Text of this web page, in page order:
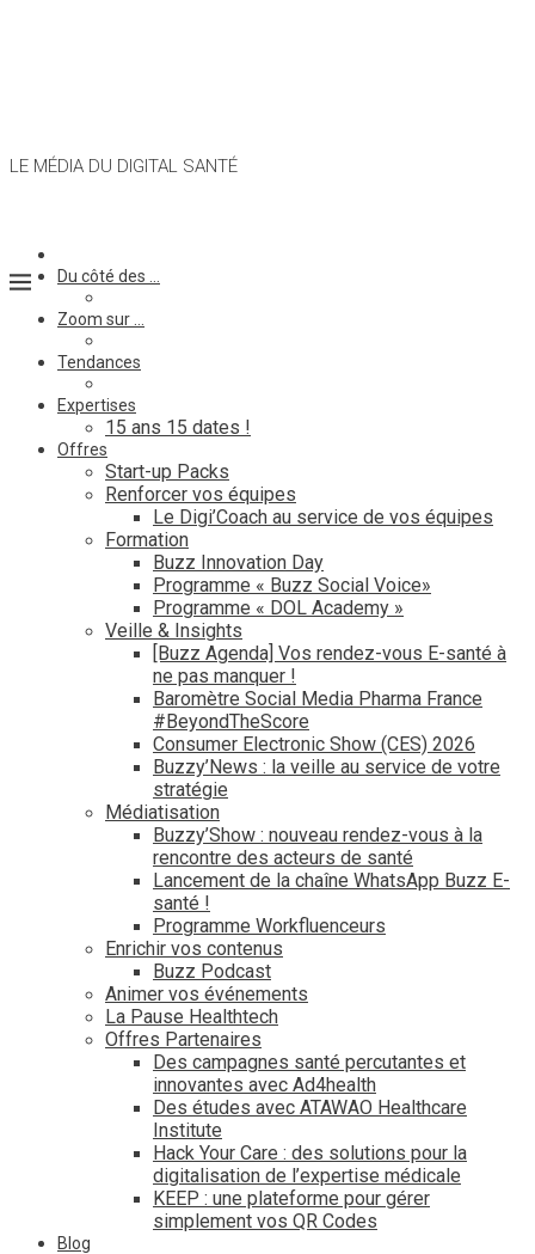
LE MÉDIA DU DIGITAL SANTÉ
Du côté des …
Zoom sur …
Tendances
Expertises
15 ans 15 dates !
Offres
Start-up Packs
Renforcer vos équipes
Le Digi’Coach au service de vos équipes
Formation
Buzz Innovation Day
Programme « Buzz Social Voice»
Programme « DOL Academy »
Veille & Insights
[Buzz Agenda] Vos rendez-vous E-santé à
ne pas manquer !
Baromètre Social Media Pharma France
#BeyondTheScore
Consumer Electronic Show (CES) 2026
Buzzy’News : la veille au service de votre
stratégie
Médiatisation
Buzzy’Show : nouveau rendez-vous à la
rencontre des acteurs de santé
Lancement de la chaîne WhatsApp Buzz E-
santé !
Programme Workfluenceurs
Enrichir vos contenus
Buzz Podcast
Animer vos événements
La Pause Healthtech
Offres Partenaires
Des campagnes santé percutantes et
innovantes avec Ad4health
Des études avec ATAWAO Healthcare
Institute
Hack Your Care : des solutions pour la
digitalisation de l’expertise médicale
KEEP : une plateforme pour gérer
simplement vos QR Codes
Blog